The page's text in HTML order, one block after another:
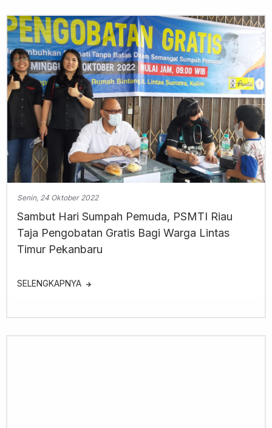
Senin, 24 Oktober 2022
Sambut Hari Sumpah Pemuda, PSMTI Riau
Taja Pengobatan Gratis Bagi Warga Lintas
Timur Pekanbaru
SELENGKAPNYA